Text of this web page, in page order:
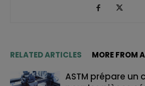
RELATED ARTICLES MORE FROM
ASTM prépare